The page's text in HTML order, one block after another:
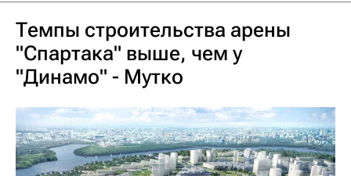
Темпы строительства арены
"Спартака" выше, чем у
"Динамо" - Мутко